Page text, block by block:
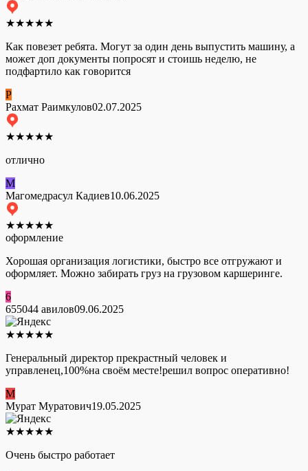
★★★★★
Как повезет ребята. Могут за один день выпустить машину, а
может доп документы попросят и стоишь неделю, не
подфартило как говорится
Р
Рахмат Раимкулов02.07.2025
★★★★★
отлично
М
Магомедрасул Кадиев10.06.2025
★★★★★
оформление
Хорошая организация логистики, быстро все отгружают и
оформляет. Можно забирать груз на грузовом каршеринге.
6
655044 авилов09.06.2025
★★★★★
Генеральный директор прекрастный человек и
управленец,100%на своём месте!решил вопрос оперативно!
М
Мурат Муратович19.05.2025
★★★★★
Очень быстро работает